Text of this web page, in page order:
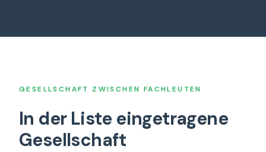
GESELLSCHAFT ZWISCHEN FACHLEUTEN
In der Liste eingetragene
Gesellschaft